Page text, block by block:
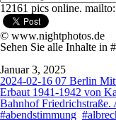
12161 pics online.
© www.nightphotos.de
Sehen Sie alle Inhalte in
Januar 3, 2025
2024-02-16 07 Berlin
Erbaut 1941-1942 von
Bahnhof Friedrichstraße.
#abendstimmung